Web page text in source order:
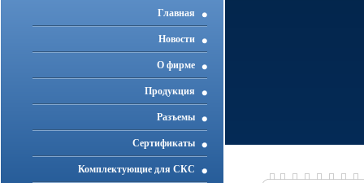
Главная
Новости
О фирме
Продукция
Разъемы
Cертификаты
Комплектующие для СКС